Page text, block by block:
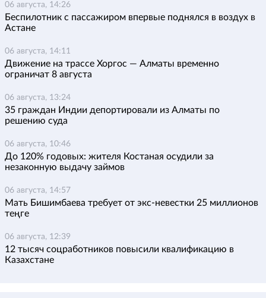
06 августа, 14:26
Беспилотник с пассажиром впервые поднялся в воздух в
Астане
06 августа, 14:11
Движение на трассе Хоргос — Алматы временно
ограничат 8 августа
06 августа, 13:24
35 граждан Индии депортировали из Алматы по
решению суда
06 августа, 10:46
До 120% годовых: жителя Костаная осудили за
незаконную выдачу займов
06 августа, 14:57
Мать Бишимбаева требует от экс-невестки 25 миллионов
теңге
06 августа, 12:39
12 тысяч соцработников повысили квалификацию в
Казахстане